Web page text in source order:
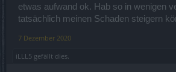
etwas aufwand ok. Hab so in wenigen
tatsächlich meinen Schaden steigern
7 Dezember 2020
iLLL5 gefällt dies.